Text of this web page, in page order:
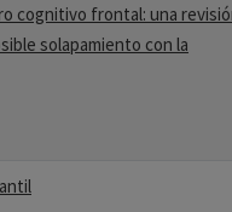
cognitivo frontal: una
solapamiento con la